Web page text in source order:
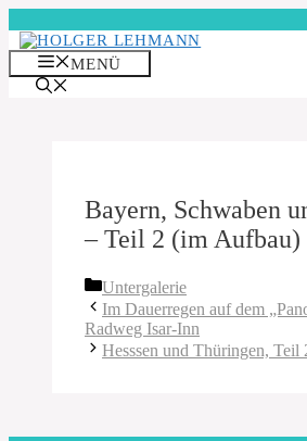
Inhalt
springen MENÜ
Bayern, Schwaben
– Teil 2 (im Aufbau)
Kategorien
Untergalerie
Im Dauerregen auf dem
Radweg Isar-Inn
Hesssen und Thüringen, Teil